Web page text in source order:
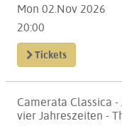
Mon 02.Nov 2026
20:00
Tickets
Camerata Classica -
vier Jahreszeiten -